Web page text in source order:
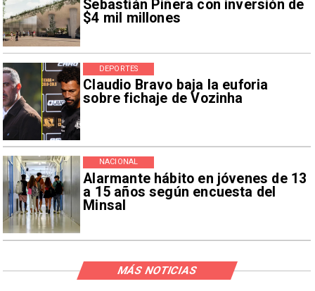
Sebastián Piñera con inversión de
$4 mil millones
Claudio Bravo baja la euforia
sobre fichaje de Vozinha
DEPORTES
Alarmante hábito en jóvenes de 13
a 15 años según encuesta del
Minsal
NACIONAL
MÁS NOTICIAS